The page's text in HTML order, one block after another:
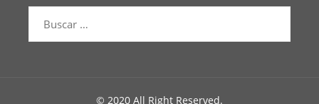
© 2020 All Right Reserved.